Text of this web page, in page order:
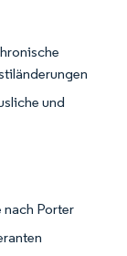
und
Porter